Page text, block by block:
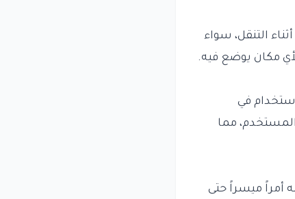
التنقل، سواء
مكان يوضع فيه.
في
مما
ميسراً حتى